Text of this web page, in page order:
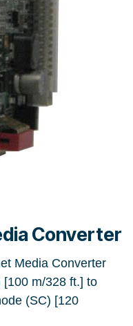
Converter
Media Converter
m/328 ft.] to
(SC) [120